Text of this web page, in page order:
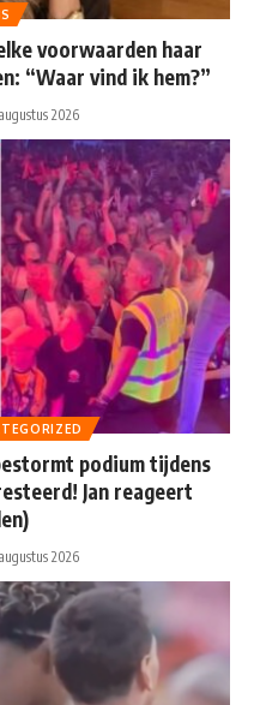
voorwaarden haar
“Waar vind ik hem?”
2026
podium tijdens
Jan reageert
2026